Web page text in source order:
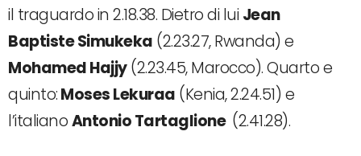
il traguardo in 2.18.38. Dietro di lui Jean
Baptiste Simukeka (2.23.27, Rwanda) e
Mohamed Hajjy(2.23.45, Marocco). Quarto e
quinto:Moses Lekuraa (Kenia, 2.24.51) e
l’italianoAntonio Tartaglione (2.41.28).